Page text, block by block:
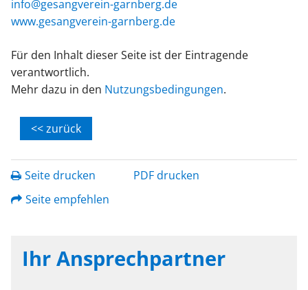
info@gesangverein-garnberg.de
www.gesangverein-garnberg.de
Für den Inhalt dieser Seite ist der Eintragende
verantwortlich.
Mehr dazu in den Nutzungsbedingungen.
<< zurück
Seite drucken
PDF drucken
Seite empfehlen
Ihr Ansprechpartner